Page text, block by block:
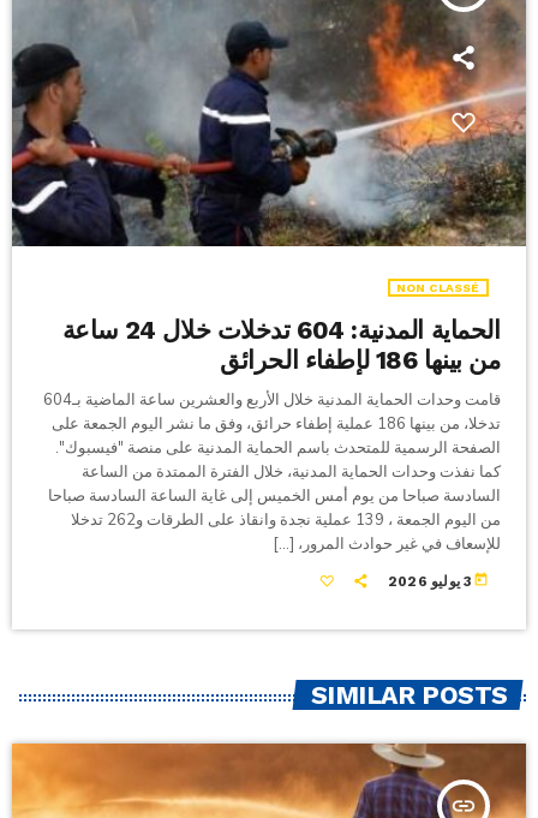
NON CLASSÉ
الحماية المدنية: 604 تدخلات خلال 24 ساعة
من بينها 186 لإطفاء الحرائق
قامت وحدات الحماية المدنية خلال الأربع والعشرين ساعة الماضية بـ604
تدخلا، من بينها 186 عملية إطفاء حرائق، وفق ما نشر اليوم الجمعة على
الصفحة الرسمية للمتحدث باسم الحماية المدنية على منصة "فيسبوك".
كما نفذت وحدات الحماية المدنية، خلال الفترة الممتدة من الساعة
السادسة صباحا من يوم أمس الخميس إلى غاية الساعة السادسة صباحا
من اليوم الجمعة ، 139 عملية نجدة وانقاذ على الطرقات و262 تدخلا
للإسعاف في غير حوادث المرور، […]
today 3 يوليو 2026
SIMILAR POSTS
insert_link